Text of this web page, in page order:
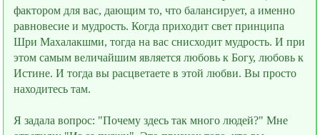
фактором для вас, дающим то, что балансирует, а именно
равновесие и мудрость. Когда приходит свет принципа
Шри Махалакшми, тогда на вас снисходит мудрость. И при
этом самым величайшим является любовь к Богу, любовь к
Истине. И тогда вы расцветаете в этой любви. Вы просто
находитесь там.
Я задала вопрос: "Почему здесь так много людей?" Мне